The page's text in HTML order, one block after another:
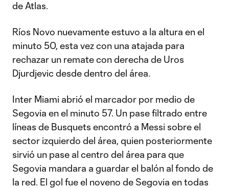
de Atlas.
Ríos Novo nuevamente estuvo a la altura en el
minuto 50, esta vez con una atajada para
rechazar un remate con derecha de Uros
Djurdjevic desde dentro del área.
Inter Miami abrió el marcador por medio de
Segovia en el minuto 57. Un pase filtrado entre
líneas de Busquets encontró a Messi sobre el
sector izquierdo del área, quien posteriormente
sirvió un pase al centro del área para que
Segovia mandara a guardar el balón al fondo de
la red. El gol fue el noveno de Segovia en todas